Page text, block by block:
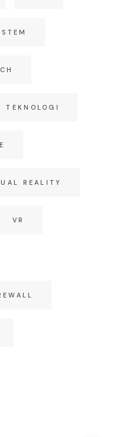
TEKNOLOGI
REALITY
VR